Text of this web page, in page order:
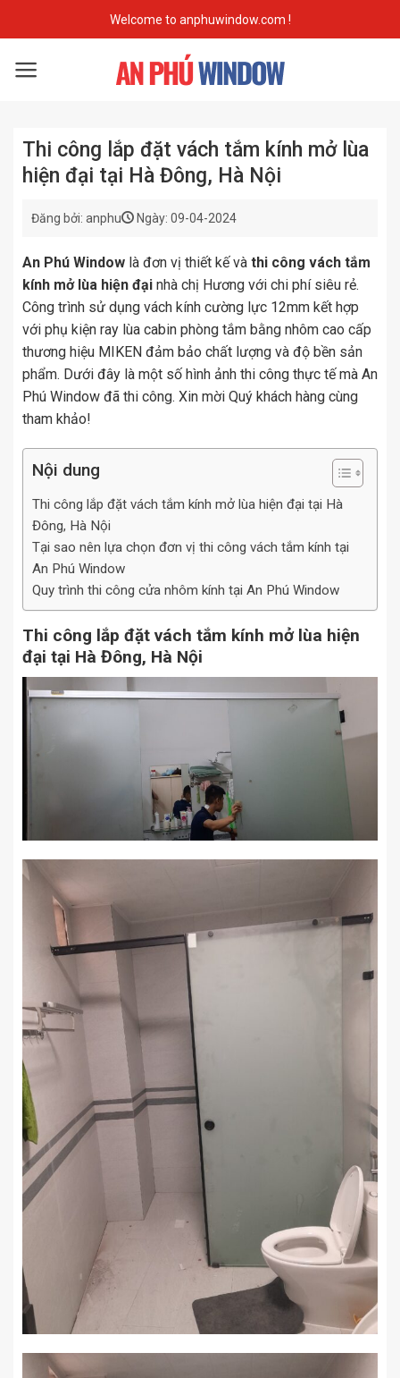
Welcome to anphuwindow.com !
Thi công lắp đặt vách tắm kính mở lùa
hiện đại tại Hà Đông, Hà Nội
Đăng bởi: anphu Ngày: 09-04-2024
An Phú Window là đơn vị thiết kế và thi công vách tắm
kính mở lùa hiện đại nhà chị Hương với chi phí siêu rẻ.
Công trình sử dụng vách kính cường lực 12mm kết hợp
với phụ kiện ray lùa cabin phòng tắm bằng nhôm cao cấp
thương hiệu MIKEN đảm bảo chất lượng và độ bền sản
phẩm. Dưới đây là một số hình ảnh thi công thực tế mà An
Phú Window đã thi công. Xin mời Quý khách hàng cùng
tham khảo!
Nội dung
Thi công lắp đặt vách tắm kính mở lùa hiện đại tại Hà
Đông, Hà Nội
Tại sao nên lựa chọn đơn vị thi công vách tắm kính tại
An Phú Window
Quy trình thi công cửa nhôm kính tại An Phú Window
Thi công lắp đặt vách tắm kính mở lùa hiện
đại tại Hà Đông, Hà Nội